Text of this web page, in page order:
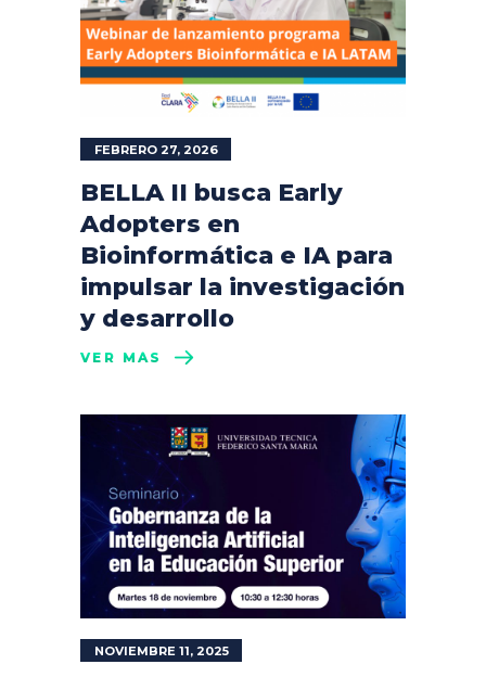
FEBRERO 27, 2026
BELLA II busca Early
Adopters en
Bioinformática e IA para
impulsar la investigación
y desarrollo
VER MÁS
NOVIEMBRE 11, 2025